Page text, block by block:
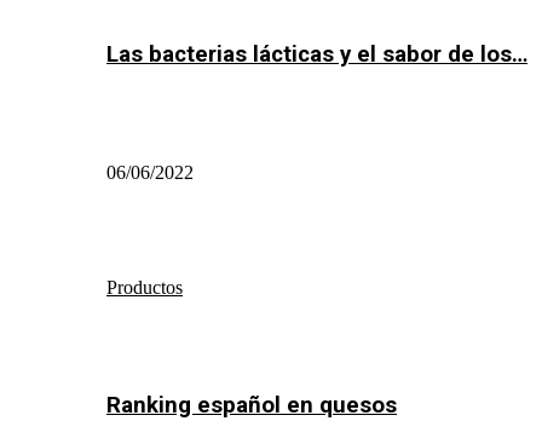
Las bacterias lácticas y el sabor de los…
06/06/2022
Productos
Ranking español en quesos